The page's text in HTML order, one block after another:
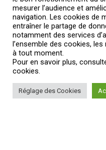
mesurer l’audience et
navigation. Les cookies de
entraîner le partage de
notamment des services
l’ensemble des cookies,
à tout moment.
Pour en savoir plus,
cookies.
Réglage des Cookies